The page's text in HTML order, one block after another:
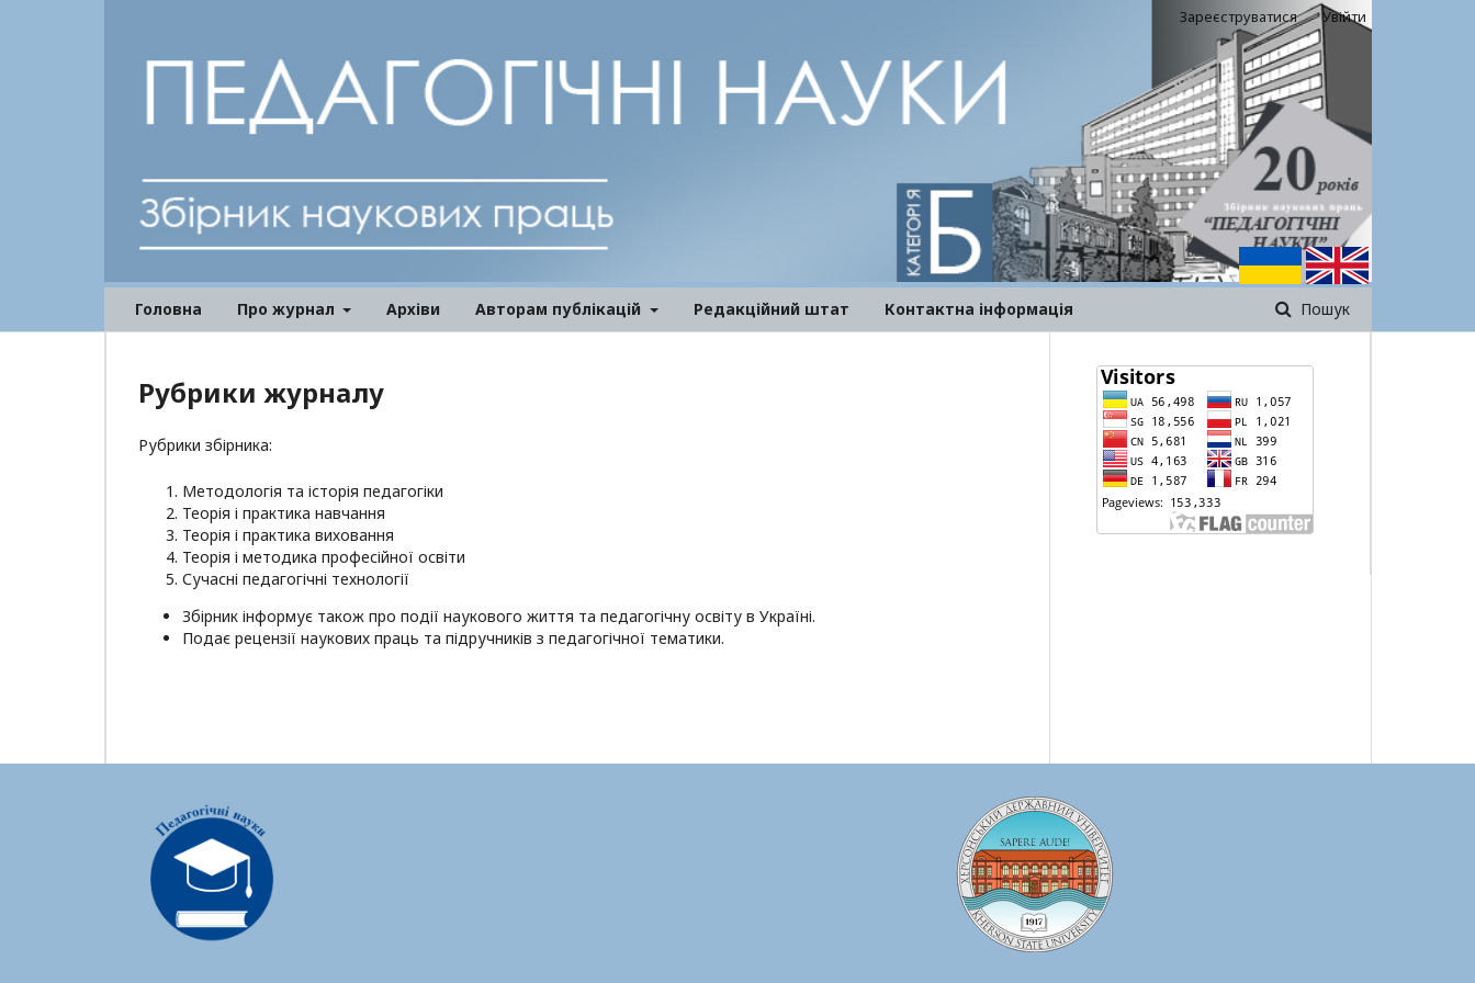
Головна Про журнал Архіви Авторам публікацій Редакційний штат Контактна інформація Пошук
Зареєструватися Увійти
Рубрики журналу
Рубрики збірника:
Методологія та історія педагогіки
Теорія і практика навчання
Теорія і практика виховання
Теорія і методика професійної освіти
Сучасні педагогічні технології
Збірник інформує також про події наукового життя та педагогічну освіту в Україні.
Подає рецензії наукових праць та підручників з педагогічної тематики.